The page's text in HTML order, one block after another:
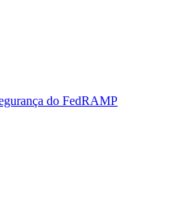
do FedRAMP